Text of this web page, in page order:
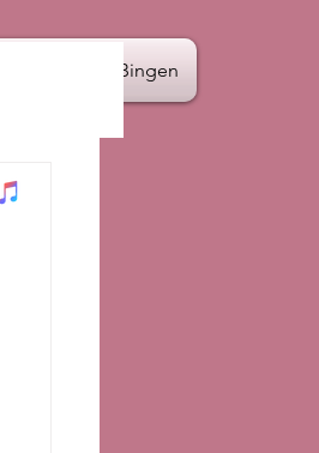
Hildegard von Bingen